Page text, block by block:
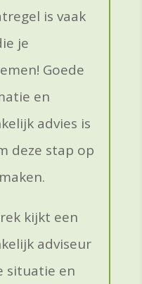
is vaak
je
Goede
en
advies is
deze stap op
kijkt een
adviseur
situatie en